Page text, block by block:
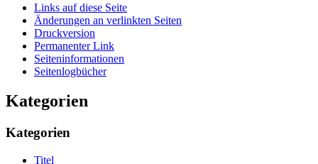
Links auf diese Seite
Änderungen an verlinkten Seiten
Druckversion
Permanenter Link
Seiten­informationen
Seitenlogbücher
Kategorien
Kategorien
Titel